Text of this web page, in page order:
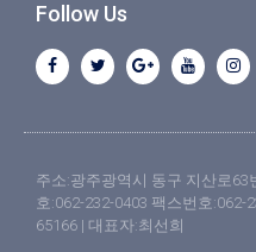
Follow Us
주소:광주광역시 동구 지산로63
호:062-232-0403 팩스번호:062-
65166 | 대표자:최선희